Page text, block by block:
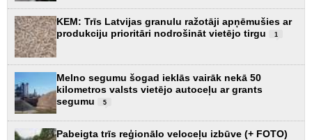
KEM: Trīs Latvijas granulu ražotāji apņēmušies ar
produkciju prioritāri nodrošināt vietējo tirgu
1
Melno segumu šogad ieklās vairāk nekā 50
kilometros valsts vietējo autoceļu ar grants
segumu
5
Pabeigta trīs reģionālo veloceļu izbūve (+ FOTO)